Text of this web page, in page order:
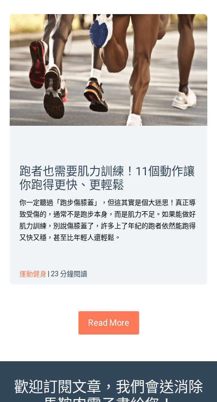
跑者也需要肌力訓練！11個動作讓
你跑得更快、更輕鬆
你一定聽過「跑步傷膝蓋」，但這其實是個大迷思！真正導
致受傷的，通常不是跑步本身，而是肌力不足。如果能做好
肌力訓練，別說傷膝蓋了，許多上了年紀的跑者依然能跑得
又快又穩，甚至比年輕人還輕鬆。
運動健身 | 23 分鐘閱讀
Read More
歡迎訂閱文章，我們會送消除